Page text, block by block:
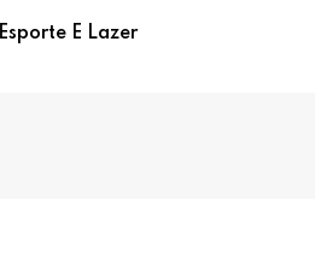
Esporte E Lazer